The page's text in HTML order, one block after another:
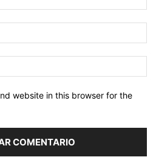
website in this browser for the